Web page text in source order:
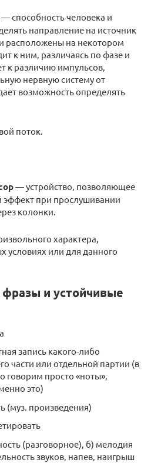
— способность человека и
направление на источник
расположены на некотором
к ним, различаясь по фазе и
к различию импульсов,
нервную систему от
возможность определять
поток.
— устройство, позволяющее
эффект при прослушивании
колонки.
характера,
условиях или для данного
и устойчивые
запись какого-либо
части или отдельной партии (в
говорим просто «ноты»,
это)
(муз. произведения)
(разговорное), б) мелодия
звуков, напев, наигрыш